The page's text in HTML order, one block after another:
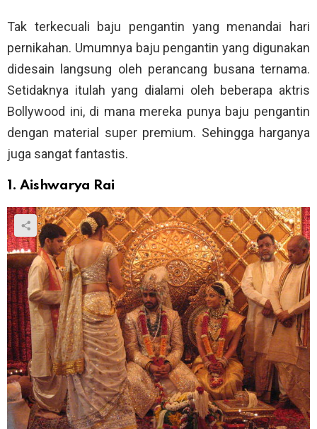
Tak terkecuali baju pengantin yang menandai hari
pernikahan. Umumnya baju pengantin yang digunakan
didesain langsung oleh perancang busana ternama.
Setidaknya itulah yang dialami oleh beberapa aktris
Bollywood ini, di mana mereka punya baju pengantin
dengan material super premium. Sehingga harganya
juga sangat fantastis.
1. Aishwarya Rai